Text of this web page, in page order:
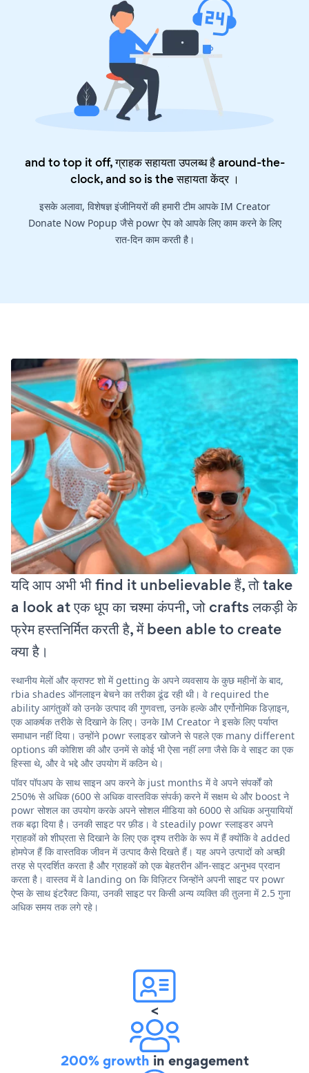
and to top it off, ग्राहक सहायता उपलब्ध है around-the-
clock, and so is theसहायता केंद्र।
इसके अलावा, विशेषज्ञ इंजीनियरों की हमारी टीम आपके IM Creator
Donate Now Popup जैसे powr ऐप को आपके लिए काम करने के लिए
रात-दिन काम करती है।
यदि आप अभी भी find it unbelievable हैं, तो take
a look at एक धूप का चश्मा कंपनी, जो crafts लकड़ी के
फ्रेम हस्तनिर्मित करती है, में been able to create
क्या है।
स्थानीय मेलों और क्राफ्ट शो में getting के अपने व्यवसाय के कुछ महीनों के बाद,
rbia shades ऑनलाइन बेचने का तरीका ढूंढ रही थी। वे required the
ability आगंतुकों को उनके उत्पाद की गुणवत्ता, उनके हल्के और एर्गोनोमिक डिज़ाइन,
एक आकर्षक तरीके से दिखाने के लिए। उनके IM Creator ने इसके लिए पर्याप्त
समाधान नहीं दिया। उन्होंने powr स्लाइडर खोजने से पहले एक many different
options की कोशिश की और उनमें से कोई भी ऐसा नहीं लगा जैसे कि वे साइट का एक
हिस्सा थे, और वे भद्दे और उपयोग में कठिन थे।
पॉवर पॉपअप के साथ साइन अप करने के just months में वे अपने संपर्कों को
250% से अधिक (600 से अधिक वास्तविक संपर्क) करने में सक्षम थे और boost ने
powr सोशल का उपयोग करके अपने सोशल मीडिया को 6000 से अधिक अनुयायियों
तक बढ़ा दिया है। उनकी साइट पर फ़ीड। वे steadily powr स्लाइडर अपने
ग्राहकों को शीघ्रता से दिखाने के लिए एक दृश्य तरीके के रूप में हैं क्योंकि वे added
होमपेज हैं कि वास्तविक जीवन में उत्पाद कैसे दिखते हैं। यह अपने उत्पादों को अच्छी
तरह से प्रदर्शित करता है और ग्राहकों को एक बेहतरीन ऑन-साइट अनुभव प्रदान
करता है। वास्तव में वे landing on कि विज़िटर जिन्होंने अपनी साइट पर powr
ऐप्स के साथ इंटरैक्ट किया, उनकी साइट पर किसी अन्य व्यक्ति की तुलना में 2.5 गुना
अधिक समय तक लगे रहे।
<
200% growth in engagement